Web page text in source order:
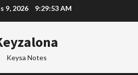
9, 2026 9:29:54 AM
Keysa Notes